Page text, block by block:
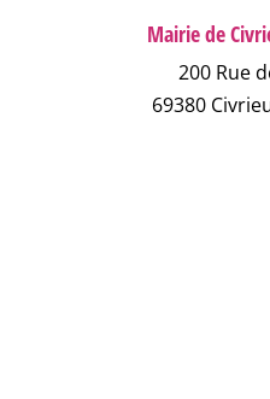
Mairie de
200 Rue
69380